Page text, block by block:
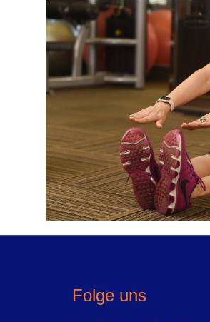
Office 365
Folge uns